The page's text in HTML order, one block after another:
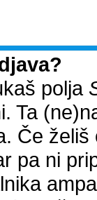
polja
Ta
Če
pa ni